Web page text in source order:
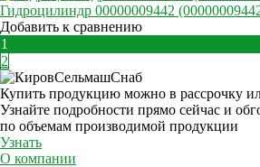
Гидроцилиндр 00000009442
Добавить к сравнению
1
2
Купить продукцию можно в рассрочку
Узнайте подробности прямо сейчас и
по объемам производимой продукции
Узнать
О компании